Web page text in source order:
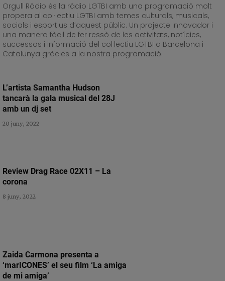
Orgull Ràdio és la ràdio LGTBI amb una programació molt
propera al col·lectiu LGTBI amb temes culturals, musicals,
socials i esportius d’aquest públic. Un projecte innovador i
una manera fàcil de fer ressò de les activitats, notícies,
successos i informació del col·lectiu LGTBI a Barcelona i
Catalunya gràcies a la nostra programació.
L’artista Samantha Hudson
tancarà la gala musical del 28J
amb un dj set
20 juny, 2022
Review Drag Race 02X11 – La
corona
8 juny, 2022
Zaida Carmona presenta a
‘marICONES’ el seu film ‘La amiga
de mi amiga’